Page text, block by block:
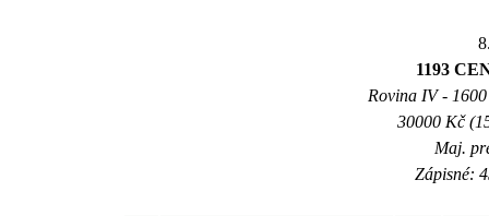
1193
Rovina IV -
30000 Kč
Maj.
Zápisné: